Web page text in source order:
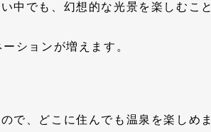
中でも、幻想的な光景を楽しむこと
ションが増えます。
で、どこに住んでも温泉を楽しめま